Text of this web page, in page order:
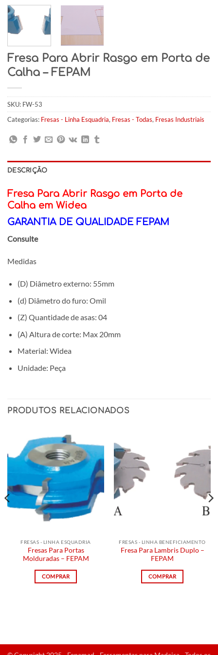
Fresa Para Abrir Rasgo em Porta de
Calha – FEPAM
SKU: FW-53
Categorias: Fresas - Linha Esquadria, Fresas - Todas, Fresas Industriais
DESCRIÇÃO
Fresa Para Abrir Rasgo em Porta de
Calha em Widea
GARANTIA DE QUALIDADE FEPAM
Consulte
Medidas
(D) Diâmetro externo: 55mm
(d) Diâmetro do furo: Omil
(Z) Quantidade de asas: 04
(A) Altura de corte: Max 20mm
Material: Widea
Unidade: Peça
PRODUTOS RELACIONADOS
FRESAS - LINHA ESQUADRIA
Fresas Para Portas
Molduradas – FEPAM
COMPRAR
FRESAS - LINHA BENEFICIAMENTO
Fresa Para Lambris Duplo –
FEPAM
COMPRAR